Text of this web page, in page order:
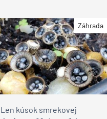
Záhrada
Len kúsok smrekovej